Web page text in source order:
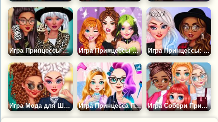
Игра Принцессы Диснея: Принты Животных Игра Принцессы Диснея: Модное Телешоу Игра Принцессы: Отряд Плохих Девчонок
Игра Мода для Школьниц Принцесс Игра Принцесса Попала в Будущее Игра Собери Принцесс на Вечеринку